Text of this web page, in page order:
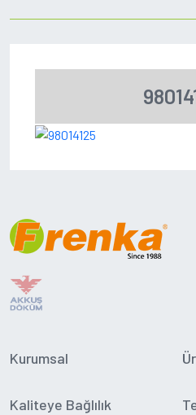
Kurumsal
Kaliteye Bağlılık